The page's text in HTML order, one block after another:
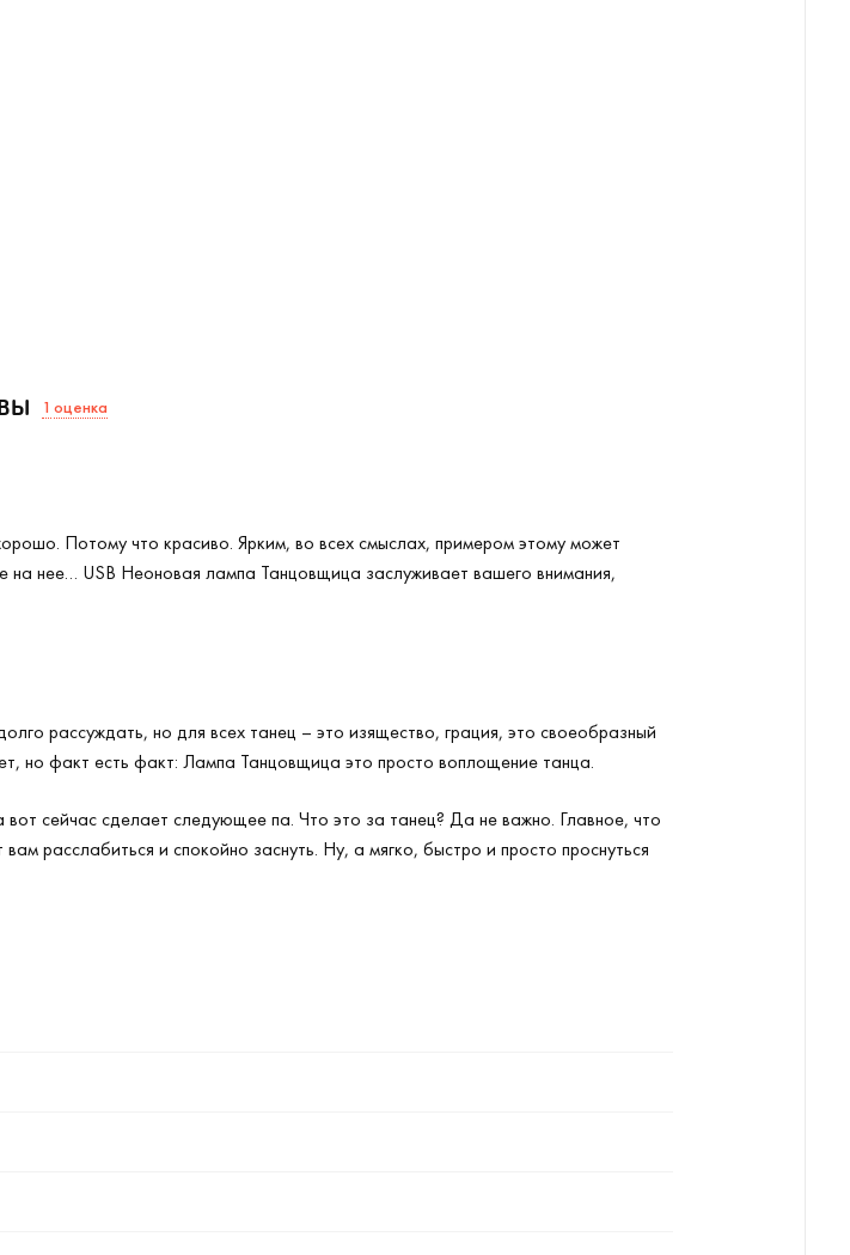
1 оценка
Потому что красиво. Ярким, во всех смыслах, примером этому может
на нее… USB Неоновая лампа Танцовщица заслуживает вашего внимания,
рассуждать, но для всех танец – это изящество, грация, это своеобразный
но факт есть факт: Лампа Танцовщица это просто воплощение танца.
сейчас сделает следующее па. Что это за танец? Да не важно. Главное, что
расслабиться и спокойно заснуть. Ну, а мягко, быстро и просто проснуться